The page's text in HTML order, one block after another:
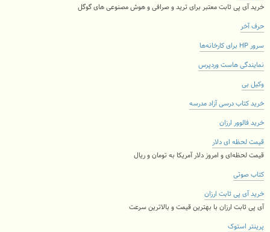
خرید آی پی ثابت معتبر برای ترید و صرافی و هوش مصنوعی های گوگل
حرف آخر
سرور HP برای کارخانه‌ها
نمایندگی هاست وردپرس
وکیل بی
خرید کتاب درسی آزاد مدرسه
خرید فالوور ارزان
قیمت لحظه ای دلار
قیمت لحظه‌ای و امروز دلار آمریکا به تومان و ریال
کتاب صوتی
خرید آی پی ثابت ارزان
آی پی ثابت ارزان با بهترین قیمت و بالاترین سرعت
پرینتر استوک